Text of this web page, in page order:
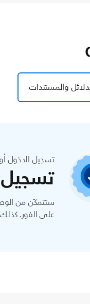
والمستندات
تسجيل الدخول
ستتمكّن من
على الفور.